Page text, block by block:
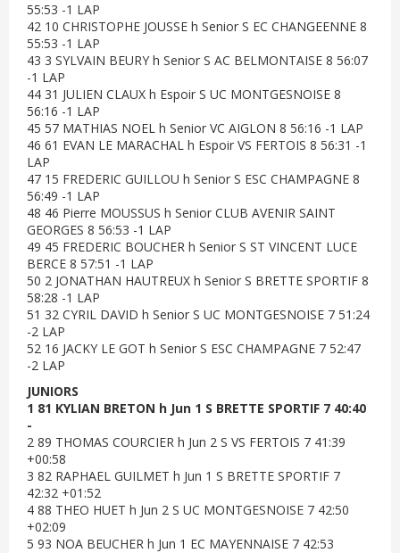
55:53 -1 LAP
42 10 CHRISTOPHE JOUSSE h Senior S EC CHANGEENNE 8
55:53 -1 LAP
43 3 SYLVAIN BEURY h Senior S AC BELMONTAISE 8 56:07
-1 LAP
44 31 JULIEN CLAUX h Espoir S UC MONTGESNOISE 8
56:16 -1 LAP
45 57 MATHIAS NOEL h Senior VC AIGLON 8 56:16 -1 LAP
46 61 EVAN LE MARACHAL h Espoir VS FERTOIS 8 56:31 -1
LAP
47 15 FREDERIC GUILLOU h Senior S ESC CHAMPAGNE 8
56:49 -1 LAP
48 46 Pierre MOUSSUS h Senior CLUB AVENIR SAINT
GEORGES 8 56:53 -1 LAP
49 45 FREDERIC BOUCHER h Senior S ST VINCENT LUCE
BERCE 8 57:51 -1 LAP
50 2 JONATHAN HAUTREUX h Senior S BRETTE SPORTIF 8
58:28 -1 LAP
51 32 CYRIL DAVID h Senior S UC MONTGESNOISE 7 51:24
-2 LAP
52 16 JACKY LE GOT h Senior S ESC CHAMPAGNE 7 52:47
-2 LAP
JUNIORS
1 81 KYLIAN BRETON h Jun 1 S BRETTE SPORTIF 7 40:40
-
2 89 THOMAS COURCIER h Jun 2 S VS FERTOIS 7 41:39
+00:58
3 82 RAPHAEL GUILMET h Jun 1 S BRETTE SPORTIF 7
42:32 +01:52
4 88 THEO HUET h Jun 2 S UC MONTGESNOISE 7 42:50
+02:09
5 93 NOA BEUCHER h Jun 1 EC MAYENNAISE 7 42:53